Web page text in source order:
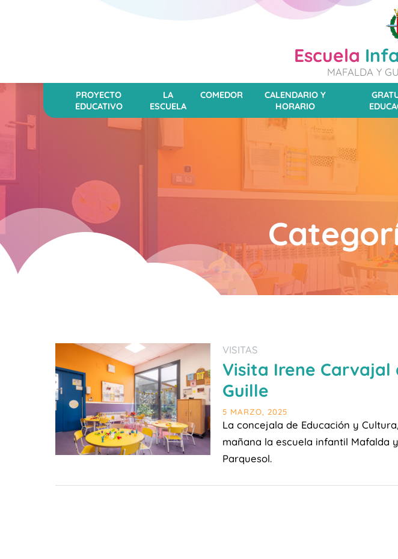
Escuela
MAFALDA Y
PROYECTO
EDUCATIVO
LA
ESCUELA
COMEDOR
CALENDARIO Y
HORARIO
VISITAS
Visita Irene Carvajal
Guille
5 MARZO, 2025
La concejala de Educación y
mañana la escuela infantil Mafalda
Parquesol.